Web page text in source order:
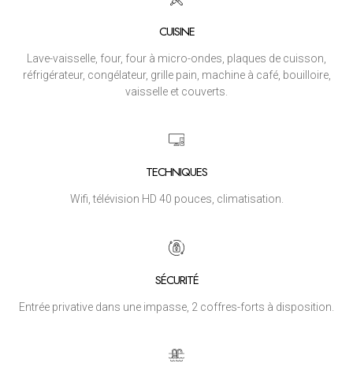
CUISINE
Lave-vaisselle, four, four à micro-ondes, plaques de cuisson,
réfrigérateur, congélateur, grille pain, machine à café, bouilloire,
vaisselle et couverts.
TECHNIQUES
Wifi, télévision HD 40 pouces, climatisation.
SÉCURITÉ
Entrée privative dans une impasse, 2 coffres-forts à disposition.